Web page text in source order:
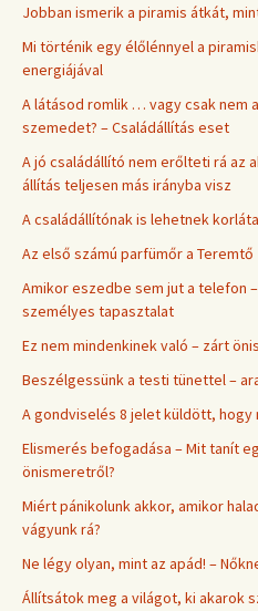
Jobban ismerik a piramis átkát,
Mi történik egy élőlénnyel a
energiájával
A látásod romlik … vagy csak nem
szemedet? – Családállítás eset
A jó családállító nem erőlteti rá az
állítás teljesen más irányba visz
A családállítónak is lehetnek
Az első számú parfümőr a Teremtő
Amikor eszedbe sem jut a telefon
személyes tapasztalat
Ez nem mindenkinek való – zárt
Beszélgessünk a testi tünettel –
A gondviselés 8 jelet küldött, hogy
Elismerés befogadása – Mit tanít
önismeretről?
Miért pánikolunk akkor, amikor
vágyunk rá?
Ne légy olyan, mint az apád! –
Állítsátok meg a világot, ki akarok